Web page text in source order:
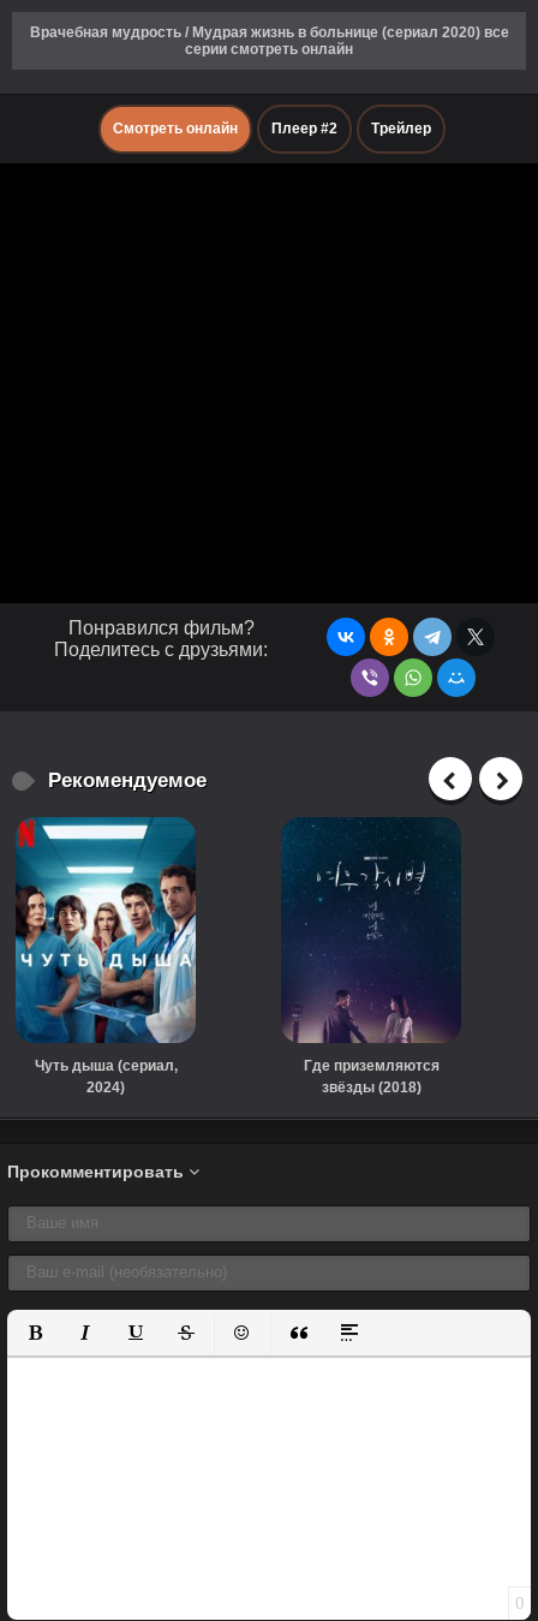
Врачебная мудрость / Мудрая жизнь в больнице (сериал 2020) все
серии смотреть онлайн
Смотреть онлайн Плеер #2 Трейлер
Понравился фильм?
Поделитесь с друзьями:
Рекомендуемое
Чуть дыша (сериал,
2024)
Где приземляются
звёзды (2018)
Прокомментировать
Полужирный
КурсивПодчеркнутый
ЗачеркнутыйВставить смайлик
Вставка цитаты
Вставка спойлера
0